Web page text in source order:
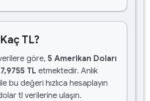
TL?
göre, 5 Amerikan Doları
TL etmektedir. Anlık
bu değeri hızlıca hesaplayın
tl verilerine ulaşın.